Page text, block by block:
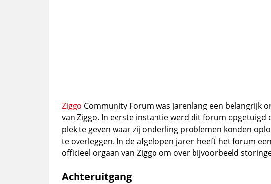
Ziggo Community Forum was jarenlang een belangrijk
van Ziggo. In eerste instantie werd dit forum opgetuigd
plek te geven waar zij onderling problemen konden
te overleggen. In de afgelopen jaren heeft het forum
officieel orgaan van Ziggo om over bijvoorbeeld
Achteruitgang